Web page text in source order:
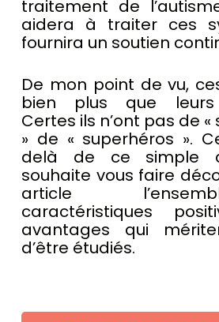
traitement de
aidera à traiter ces
fournira un soutien
De mon point de vu,
bien plus que leurs
Certes ils n’ont pas de
» de « superhéros ».
delà de ce simple
souhaite vous faire
article
caractéristiques
avantages qui
d’être étudiés.